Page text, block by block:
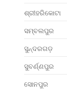
ଶ୍ରୀହରିକୋଟା
ସମ୍ବଲପୁର
ସୁନ୍ଦରଗଡ଼
ସୁବର୍ଣ୍ଣପୁର
ସୋନପୁର